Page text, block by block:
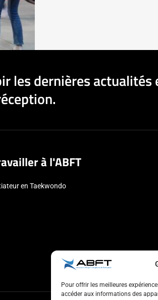
Pour offrir les meilleures
accéder aux informations des
les dernières actualités
à l'ABFT
en Taekwondo